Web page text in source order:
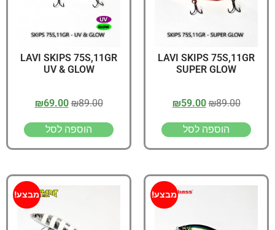
LAVI SKIPS 75S,11GR
SUPER GLOW
₪89.00
₪59.00
הוספה לסל
LAVI SKIPS 75S,11GR
UV & GLOW
₪89.00
₪69.00
הוספה לסל
מבצע! מבצע!